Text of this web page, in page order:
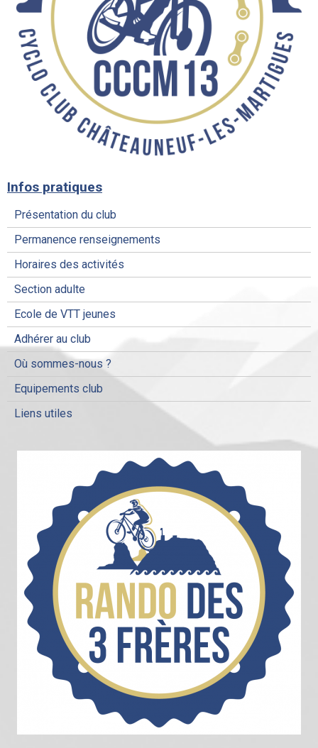
Infos pratiques
Présentation du club
Permanence renseignements
Horaires des activités
Section adulte
Ecole de VTT jeunes
Adhérer au club
Où sommes-nous ?
Equipements club
Liens utiles